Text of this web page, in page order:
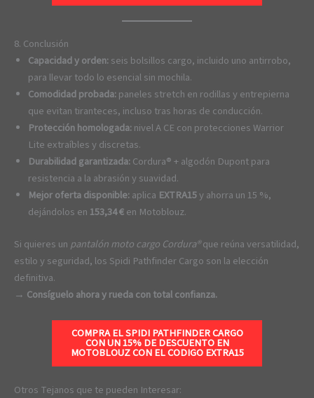
8. Conclusión
Capacidad y orden:seis bolsillos cargo, incluido uno antirrobo,
para llevar todo lo esencial sin mochila.
Comodidad probada:paneles stretch en rodillas y entrepierna
que evitan tiranteces, incluso tras horas de conducción.
Protección homologada:nivel A CE con protecciones Warrior
Lite extraíbles y discretas.
Durabilidad garantizada:Cordura® + algodón Dupont para
resistencia a la abrasión y suavidad.
Mejor oferta disponible:aplica EXTRA15y ahorra un 15 %,
dejándolos en 153,34 €en Motoblouz.
Si quieres un pantalón moto cargo Cordura®que reúna versatilidad,
estilo y seguridad, los Spidi Pathfinder Cargo son la elección
definitiva.
→ Consíguelo ahora y rueda con total confianza.
COMPRA EL SPIDI PATHFINDER CARGO
CON UN 15% DE DESCUENTO EN
MOTOBLOUZ CON EL CODIGOEXTRA15
Otros Tejanos que te pueden Interesar: